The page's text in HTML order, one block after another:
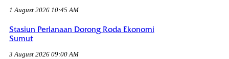
1 August 2026 10:45 AM
Stasiun Perlanaan Dorong Roda Ekonomi
Sumut
3 August 2026 09:00 AM